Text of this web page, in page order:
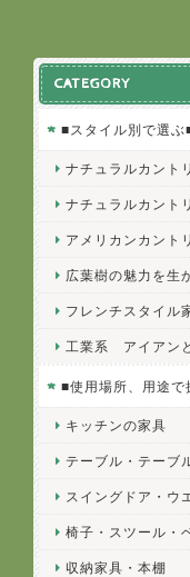
CATEGORY
■スタイル別で選ぶ
ナチュラルカント
ナチュラルカント
アメリカンカント
広葉樹の魅力を生
フレンチスタイル
工業系 アイアン
■使用場所、用途で
キッチンの家具
テーブル・テーブ
スイングドア・ウ
椅子・スツール・
収納家具・本棚